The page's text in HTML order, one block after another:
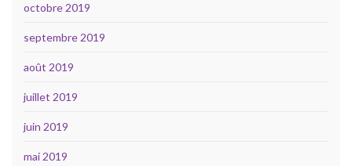
octobre 2019
septembre 2019
août 2019
juillet 2019
juin 2019
mai 2019